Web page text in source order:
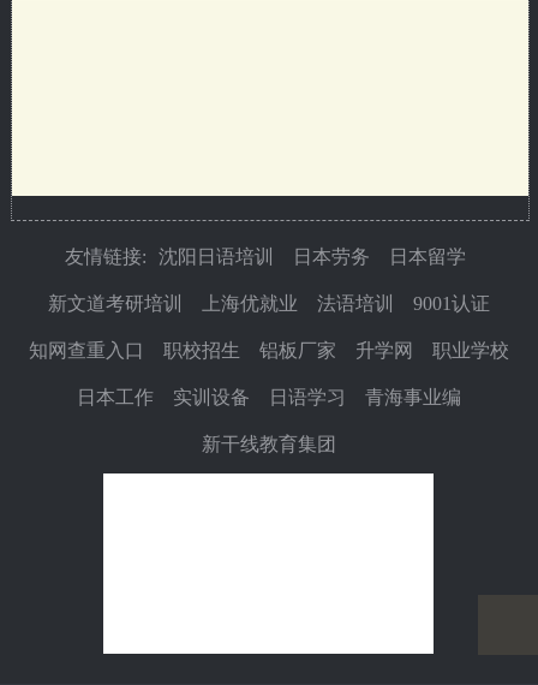
友情链接: 沈阳日语培训 日本劳务 日本留学
新文道考研培训 上海优就业 法语培训 9001认证
知网查重入口 职校招生 铝板厂家 升学网 职业学校
日本工作 实训设备 日语学习 青海事业编
新干线教育集团